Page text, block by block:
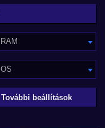
RAM
OS
További beállítások